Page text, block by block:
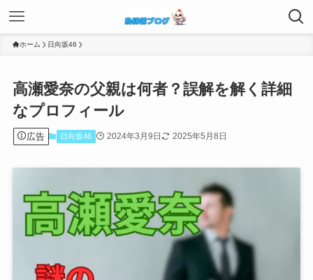
ホーム 日向坂46
高瀬愛奈の父親は何者？誤解を解く詳細
なプロフィール
広告 日向坂46 2024年3月9日 2025年5月8日